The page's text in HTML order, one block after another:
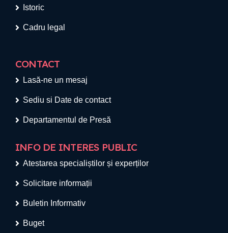
Istoric
Cadru legal
CONTACT
Lasă-ne un mesaj
Sediu si Date de contact
Departamentul de Presă
INFO DE INTERES PUBLIC
Atestarea specialiștilor și experților
Solicitare informații
Buletin Informativ
Buget